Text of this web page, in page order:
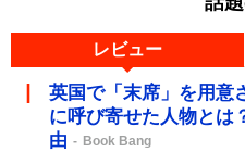
レビュー
英国で「末席」を用意
に呼び寄せた人物と
由
Book Bang